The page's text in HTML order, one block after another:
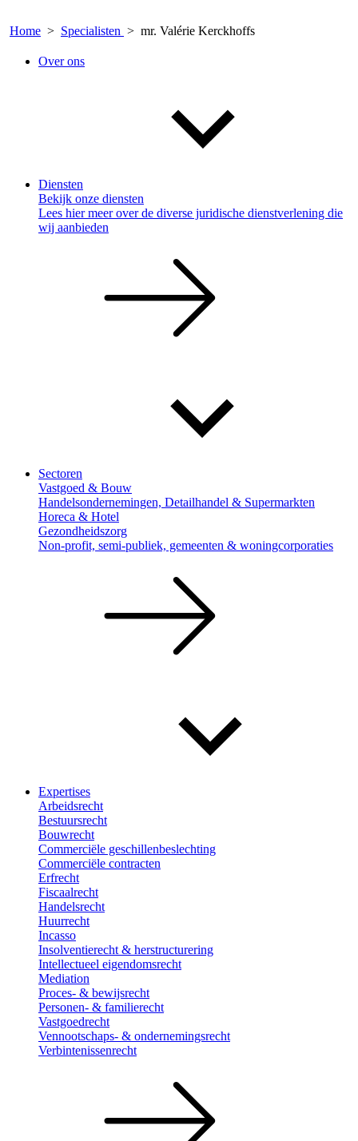
Home > Specialisten > mr. Valérie Kerckhoffs
Over ons
Diensten
Bekijk onze diensten
Lees hier meer over de diverse juridische dienstverlening die
wij aanbieden
Sectoren
Vastgoed & Bouw
Handelsondernemingen, Detailhandel & Supermarkten
Horeca & Hotel
Gezondheidszorg
Non-profit, semi-publiek, gemeenten & woningcorporaties
Expertises
Arbeidsrecht
Bestuursrecht
Bouwrecht
Commerciële geschillenbeslechting
Commerciële contracten
Erfrecht
Fiscaalrecht
Handelsrecht
Huurrecht
Incasso
Insolventierecht & herstructurering
Intellectueel eigendomsrecht
Mediation
Proces- & bewijsrecht
Personen- & familierecht
Vastgoedrecht
Vennootschaps- & ondernemingsrecht
Verbintenissenrecht